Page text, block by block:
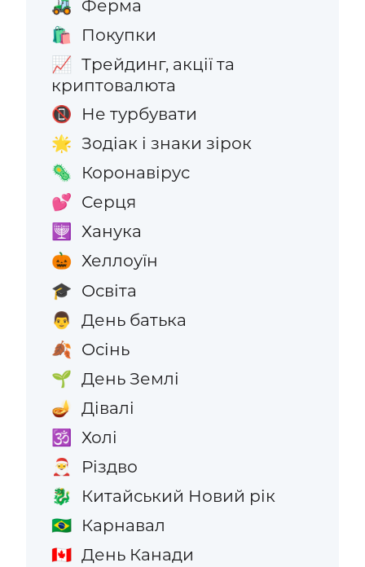
🚜 Ферма
🛍️ Покупки
📈 Трейдинг, акції та
криптовалюта
📵 Не турбувати
🌟 Зодіак і знаки зірок
🦠 Коронавірус
💕 Серця
🕎 Ханука
🎃 Хеллоуїн
🎓 Освіта
👨 День батька
🍂 Осінь
🌱 День Землі
🪔 Дівалі
🕉️ Холі
🎅 Різдво
🐉 Китайський Новий рік
🇧🇷 Карнавал
🇨🇦 День Канади